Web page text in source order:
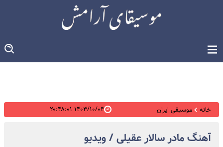
خانه موسیقی ایران ۱۴۰۳/۱۰/۰۴ ۲۰:۴۸:۰۱
آهنگ مادر سالار عقیلی / ویدیو